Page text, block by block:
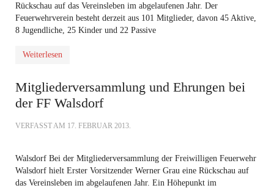
Rückschau auf das Vereinsleben im abgelaufenen Jahr. Der
Feuerwehrverein besteht derzeit aus 101 Mitglieder, davon 45 Aktive,
8 Jugendliche, 25 Kinder und 22 Passive
Weiterlesen
Mitgliederversammlung und Ehrungen bei
der FF Walsdorf
VERFASST AM 17. FEBRUAR 2013.
Walsdorf Bei der Mitgliederversammlung der Freiwilligen Feuerwehr
Walsdorf hielt Erster Vorsitzender Werner Grau eine Rückschau auf
das Vereinsleben im abgelaufenen Jahr. Ein Höhepunkt im